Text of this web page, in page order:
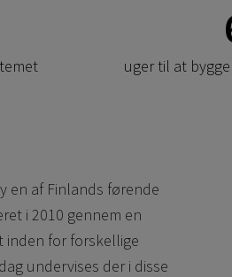
uger til at
en af Finlands førende
i 2010 gennem en
inden for forskellige
undervises der i disse